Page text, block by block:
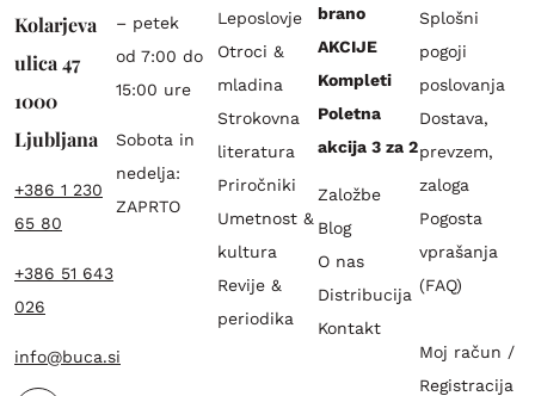
Kolarjeva
ulica 47
1000
Ljubljana
+386 1 230
65 80
+386 51 643
026
info@buca.si
– petek
od 7:00 do
15:00 ure
Sobota in
nedelja:
ZAPRTO
Leposlovje
Otroci &
mladina
Strokovna
literatura
Priročniki
Umetnost &
kultura
Revije &
periodika
brano
AKCIJE
Kompleti
Poletna
akcija 3 za 2
Založbe
Blog
O nas
Distribucija
Kontakt
Splošni
pogoji
poslovanja
Dostava,
prevzem,
zaloga
Pogosta
vprašanja
(FAQ)
Moj račun /
Registracija